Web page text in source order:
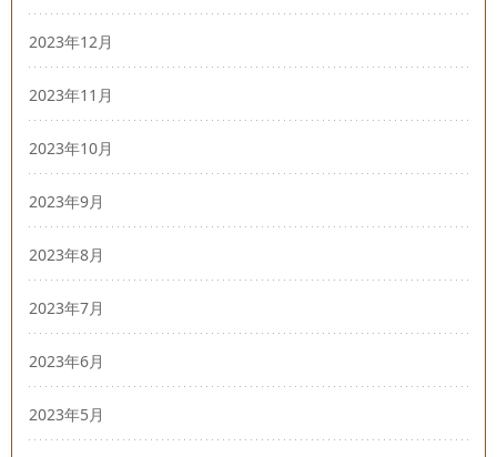
2023年12月
2023年11月
2023年10月
2023年9月
2023年8月
2023年7月
2023年6月
2023年5月